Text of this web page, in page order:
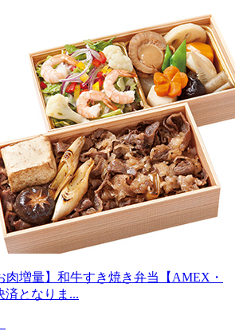
肉増量】和牛すき焼き弁当【AMEX・
済となりま...